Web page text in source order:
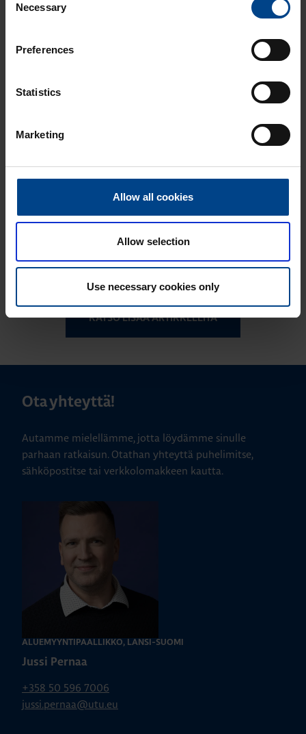
Selection
Necessary
Preferences
Statistics
Marketing
Allow all cookies
Allow selection
Use necessary cookies only
yhdessä
ASENNUSTARVIKKEET
Matter – uusi
ASENNUSTARVIKKEET
16.10.2025
Lukuaika: 3 min
Uuden sukupolven
korvaa domovea
V1:n
KATSO LISÄÄ ARTIKKELEITA
Ota yhteyttä!
Autamme mielellämme, jotta löydämme sinulle
parhaan ratkaisun. Otathan yhteyttä puhelimitse,
sähköpostitse tai verkkolomakkeen kautta.
ALUEMYYNTIPÄÄLLIKKÖ, LÄNSI-SUOMI
Jussi Pernaa
+358 50 596 7006
jussi.pernaa@utu.eu